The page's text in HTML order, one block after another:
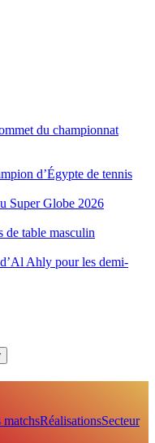
du championnat
d’Égypte de tennis
Super Globe 2026
de table masculin
Ahly pour les demi-
matchsRéalisationsSecteur